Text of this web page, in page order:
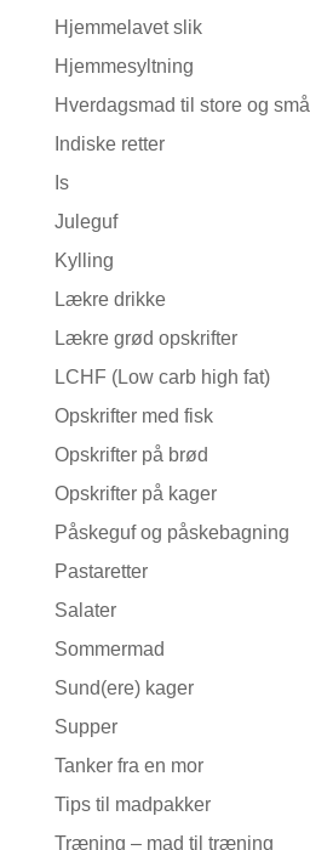
Hjemmelavet slik
Hjemmesyltning
Hverdagsmad til store og små
Indiske retter
Is
Juleguf
Kylling
Lækre drikke
Lækre grød opskrifter
LCHF (Low carb high fat)
Opskrifter med fisk
Opskrifter på brød
Opskrifter på kager
Påskeguf og påskebagning
Pastaretter
Salater
Sommermad
Sund(ere) kager
Supper
Tanker fra en mor
Tips til madpakker
Træning – mad til træning